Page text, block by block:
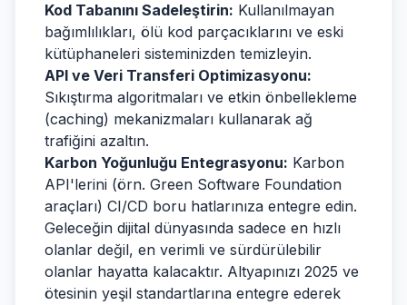
Kod Tabanını Sadeleştirin: Kullanılmayan
bağımlılıkları, ölü kod parçacıklarını ve eski
kütüphaneleri sisteminizden temizleyin.
API ve Veri Transferi Optimizasyonu:
Sıkıştırma algoritmaları ve etkin önbellekleme
(caching) mekanizmaları kullanarak ağ
trafiğini azaltın.
Karbon Yoğunluğu Entegrasyonu: Karbon
API'lerini (örn. Green Software Foundation
araçları) CI/CD boru hatlarınıza entegre edin.
Geleceğin dijital dünyasında sadece en hızlı
olanlar değil, en verimli ve sürdürülebilir
olanlar hayatta kalacaktır. Altyapınızı 2025 ve
ötesinin yeşil standartlarına entegre ederek